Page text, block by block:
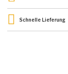
Schnelle Lieferung